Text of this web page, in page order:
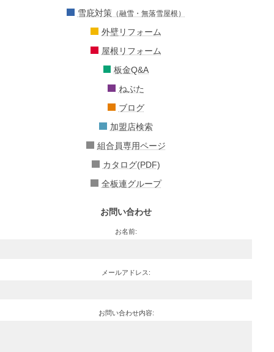
雪庇対策 （融雪・無落雪屋根）
外壁リフォーム
屋根リフォーム
板金Q&A
ねぶた
ブログ
加盟店検索
組合員専用ページ
カタログ(PDF)
全板連グループ
お問い合わせ
お名前:
メールアドレス:
お問い合わせ内容: